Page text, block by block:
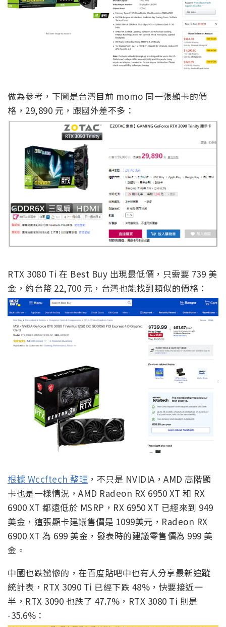
做為參考，下圖是台灣目前 momo 同一張顯卡的價
格，29,890 元，跟國外差不多：
RTX 3080 Ti 在 Best Buy 出現最低價，只需要 739 美
金，約台幣 22,700 元，台灣也能找到類似的價格：
根據 Wccftech 整理 ，不只是 NVIDIA，AMD 高階顯
卡也是一樣情況，AMD Radeon RX 6950 XT 和 RX
6900 XT 都遠低於 MSRP，RX 6950 XT 已經來到 949
美金，這張顯卡建議售價是 1099美元，Radeon RX
6900 XT 為 699 美金，發表時的建議零售價為 999 美
金。
中國也跌蠻慘的，在百度貼吧中也有人分享最新追蹤
統計表，RTX 3090 Ti 已經下跌 48%，快要接近一
半，RTX 3090 也跌了 47.7%，RTX 3080 Ti 則是
-35.6%：